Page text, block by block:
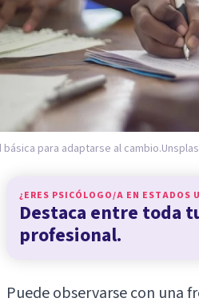
básica para adaptarse al cambio.
¿ERES PSICÓLOGO/A EN ESTADOS
Destaca entre toda
profesional.
Puede observarse con una